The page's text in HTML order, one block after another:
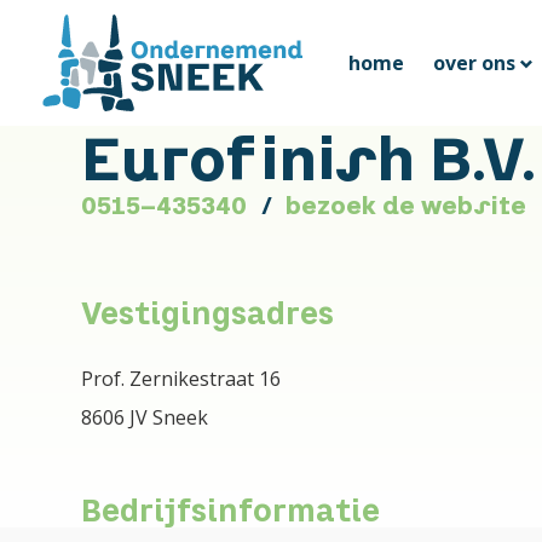
home over ons
Eurofinish B.V.
0515-435340 bezoek de website
Vestigingsadres
Prof. Zernikestraat 16
8606 JV Sneek
Bedrijfsinformatie